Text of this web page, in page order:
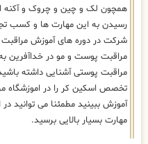
همچون لک و چین و چروک و آکنه
رسیدن به این مهارت ها و کسب
شرکت در دوره های آموزش مراقبت
مراقبت پوست و مو در خداآفرین
مراقبت پوستی آشنایی داشته
تخصص اسکین کر را در اموزشگاه
آموزش ببینید مطمئنا می توانید در
مهارت بسیار بالایی برسید.